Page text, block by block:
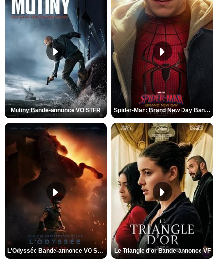
Mutiny Bande-annonce VO STFR Spider-Man: Brand New Day Bande-annonce VO STFR
L'Odyssée Bande-annonce VO STFR Le Triangle d'or Bande-annonce VF